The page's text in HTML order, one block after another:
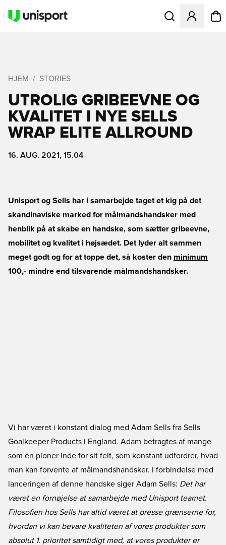
Åbner en Modal
HJEM STORIES
UTROLIG GRIBEEVNE OG
KVALITET I NYE SELLS
WRAP ELITE ALLROUND
16. AUG. 2021, 15.04
Unisport og Sells har i samarbejde taget et kig på det
skandinaviske marked for målmandshandsker med
henblik på at skabe en handske, som sætter gribeevne,
mobilitet og kvalitet i højsædet. Det lyder alt sammen
meget godt og for at toppe det, så koster den minimum
100,- mindre end tilsvarende målmandshandsker.
Vi har været i konstant dialog med Adam Sells fra Sells
Goalkeeper Products i England. Adam betragtes af mange
som en pioner inde for sit felt, som konstant udfordrer, hvad
man kan forvente af målmandshandsker. I forbindelse med
lanceringen af denne handske siger Adam Sells: Det har
været en fornøjelse at samarbejde med Unisport teamet.
Filosofien hos Sells har altid været at presse grænserne for,
hvordan vi kan bevare kvaliteten af vores produkter som
absolut 1. prioritet samtidigt med, at vores produkter er